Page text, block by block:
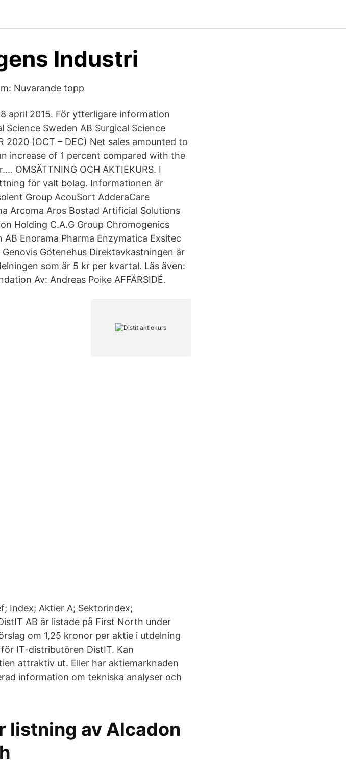
Industri
Nuvarande topp
april 2015. För ytterligare information
Sweden AB Surgical Science
2020 (OCT – DEC) Net sales amounted to
increase of 1 percent compared with the
OMSÄTTNING OCH AKTIEKURS. I
för valt bolag. Informationen är
Group AcouSort AdderaCare
Arcoma Aros Bostad Artificial Solutions
Holding C.A.G Group Chromogenics
Enorama Pharma Enzymatica Exsitec
Götenehus Direktavkastningen är
som är 5 kr per kvartal. Läs även:
Av: Andreas Poike AFFÄRSIDÉ.
Index; Aktier A; Sektorindex;
AB är listade på First North under
om 1,25 kronor per aktie i utdelning
IT-distributören DistIT. Kan
attraktiv ut. Eller har aktiemarknaden
information om tekniska analyser och
listning av Alcadon